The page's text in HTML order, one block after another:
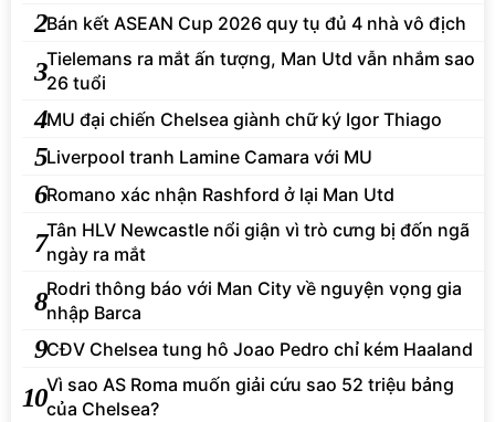
2Bán kết ASEAN Cup 2026 quy tụ đủ 4 nhà vô địch
3Tielemans ra mắt ấn tượng, Man Utd vẫn nhắm sao
26 tuổi
4MU đại chiến Chelsea giành chữ ký Igor Thiago
5Liverpool tranh Lamine Camara với MU
6Romano xác nhận Rashford ở lại Man Utd
7Tân HLV Newcastle nổi giận vì trò cưng bị đốn ngã
ngày ra mắt
8Rodri thông báo với Man City về nguyện vọng gia
nhập Barca
9CĐV Chelsea tung hô Joao Pedro chỉ kém Haaland
10Vì sao AS Roma muốn giải cứu sao 52 triệu bảng
của Chelsea?